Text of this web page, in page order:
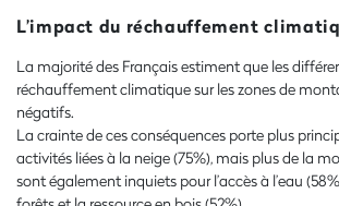
L’impact du réchauffement
La majorité des Français estiment que les
réchauffement climatique sur les zones de
négatifs.
La crainte de ces conséquences porte plus
activités liées à la neige (75%), mais plus de la
sont également inquiets pour l’accès à l’eau